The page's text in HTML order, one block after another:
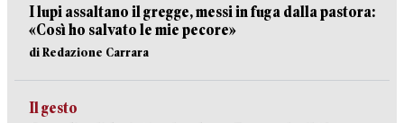
I lupi assaltano il gregge, messi in fuga dalla pastora:
«Così ho salvato le mie pecore»
di Redazione Carrara
Il gesto